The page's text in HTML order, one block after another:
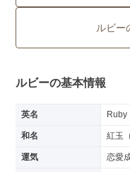
ルビー
ルビーの基本情報
英名 Ruby
和名 紅玉
運気 恋愛